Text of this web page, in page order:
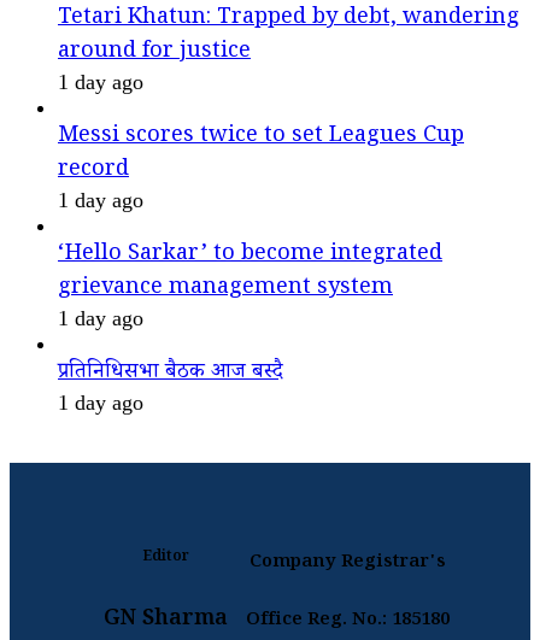
Tetari Khatun: Trapped by debt, wandering
around for justice
1 day ago
Messi scores twice to set Leagues Cup
record
1 day ago
‘Hello Sarkar’ to become integrated
grievance management system
1 day ago
प्रतिनिधिसभा बैठक आज बस्दै
1 day ago
Editor
GN Sharma
Company Registrar's
Office Reg. No.: 185180